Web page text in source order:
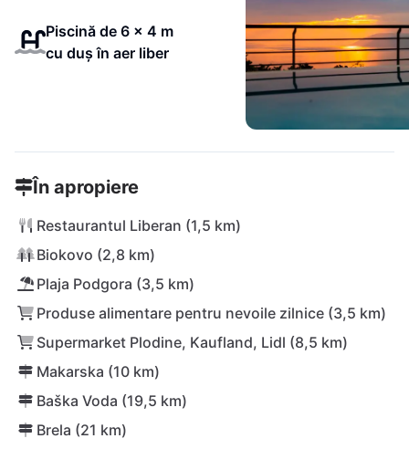
Piscină de 6 x 4 m
cu duș în aer liber
În apropiere
Restaurantul Liberan (1,5 km)
Biokovo (2,8 km)
Plaja Podgora (3,5 km)
Produse alimentare pentru nevoile zilnice (3,5 km)
Supermarket Plodine, Kaufland, Lidl (8,5 km)
Makarska (10 km)
Baška Voda (19,5 km)
Brela (21 km)